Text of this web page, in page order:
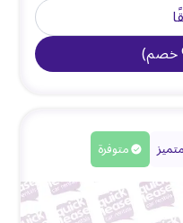
خصم)
متميز متوفرة